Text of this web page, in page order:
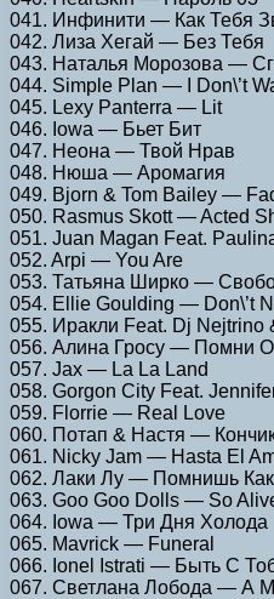
041. Инфинити — Как Тебя
042. Лиза Хегай — Без Тебя
043. Наталья Морозова —
044. Simple Plan — I Don\’t
045. Lexy Panterra — Lit
046. Iowa — Бьет Бит
047. Неона — Твой Нрав
048. Нюша — Аромагия
049. Bjorn & Tom Bailey —
050. Rasmus Skott — Acted
051. Juan Magan Feat.
052. Arpi — You Are
053. Татьяна Ширко —
054. Ellie Goulding — Don\’t
055. Иракли Feat. Dj
056. Алина Гросу — Помни
057. Jax — La La Land
058. Gorgon City Feat.
059. Florrie — Real Love
060. Потап & Настя —
061. Nicky Jam — Hasta El
062. Лаки Лу — Помнишь
063. Goo Goo Dolls — So
064. Iowa — Три Дня Холода
065. Mavrick — Funeral
066. Ionel Istrati — Быть С
067. Светлана Лобода — А